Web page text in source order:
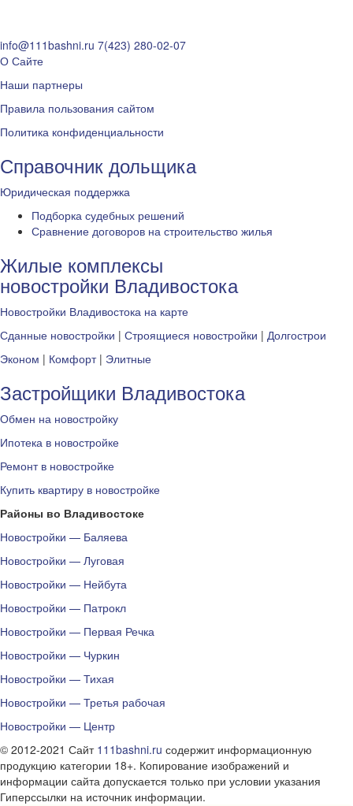
info@111bashni.ru 7(423) 280-02-07
О Сайте
Наши партнеры
Правила пользования сайтом
Политика конфиденциальности
Справочник дольщика
Юридическая поддержка
Подборка судебных решений
Сравнение договоров на строительство жилья
Жилые комплексы
новостройки Владивостока
Новостройки Владивостока на карте
Сданные новостройки | Строящиеся новостройки | Долгострои
Эконом | Комфорт| Элитные
Застройщики Владивостока
Обмен на новостройку
Ипотека в новостройке
Ремонт в новостройке
Купить квартиру в новостройке
Районы во Владивостоке
Новостройки — Баляева
Новостройки — Луговая
Новостройки — Нейбута
Новостройки — Патрокл
Новостройки — Первая Речка
Новостройки — Чуркин
Новостройки — Тихая
Новостройки — Третья рабочая
Новостройки — Центр
© 2012-2021 Сайт 111bashni.ru содержит информационную
продукцию категории 18+. Копирование изображений и
информации сайта допускается только при условии указания
Гиперссылки на источник информации.